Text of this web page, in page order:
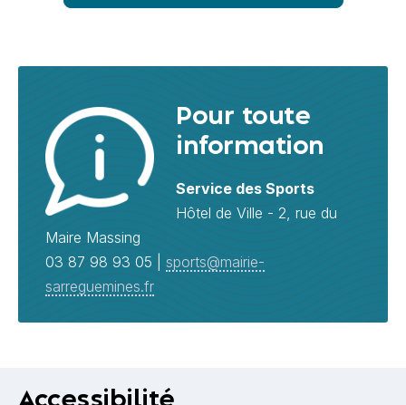
Pour toute
information
Service des Sports
Hôtel de Ville - 2, rue du
Maire Massing
03 87 98 93 05 | sports@mairie-
sarreguemines.fr
Accessibilité